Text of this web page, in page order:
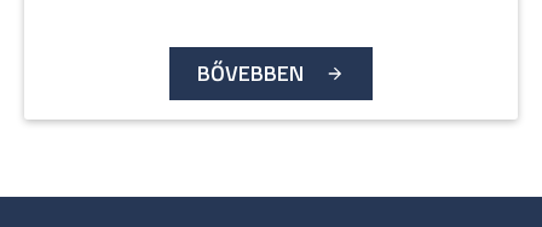
BŐVEBBEN